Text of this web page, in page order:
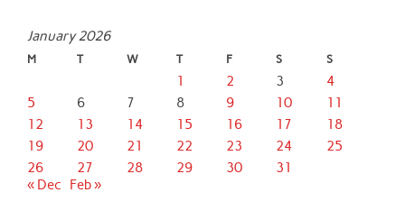
January 2026
M T W T F S S
1 2 3
4
5
6 7 8 9 10
11
12
13 14 15 16 17
18
19
20 21 22 23 24
25
26
27 28 29 30
31
« Dec
Feb »